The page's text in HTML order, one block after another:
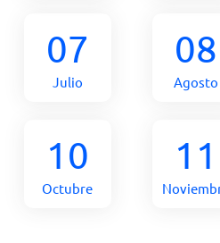
07
Julio
08
Agosto
10
Octubre
11